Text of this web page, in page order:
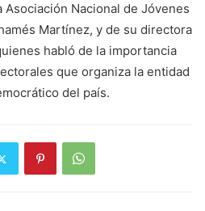
Nacional de Jóvenes
Martínez, y de su directora
habló de la importancia
que organiza la entidad
del país.